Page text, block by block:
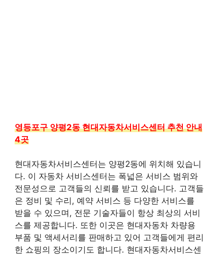
영등포구 양평2동 현대자동차서비스센터 추천 안내
4곳
현대자동차서비스센터는 양평2동에 위치해 있습니
다. 이 자동차 서비스센터는 폭넓은 서비스 범위와
전문성으로 고객들의 신뢰를 받고 있습니다. 고객들
은 정비 및 수리, 예약 서비스 등 다양한 서비스를
받을 수 있으며, 전문 기술자들이 항상 최상의 서비
스를 제공합니다. 또한 이곳은 현대자동차 차량용
부품 및 액세서리를 판매하고 있어 고객들에게 편리
한 쇼핑의 장소이기도 합니다. 현대자동차서비스센